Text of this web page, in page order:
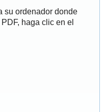
su ordenador donde
haga clic en el